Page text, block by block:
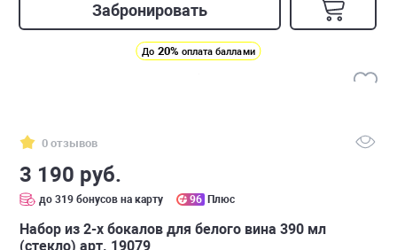
Забронировать
До 20% оплата баллами
0 отзывов
3 190 руб.
до 319 бонусов на карту 96 Плюс
Набор из 2-х бокалов для белого вина 390 мл
(стекло) арт. 19079